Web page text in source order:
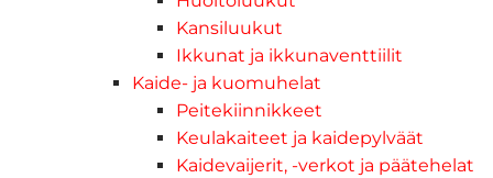
Kansiluukut
Ikkunat ja ikkunaventtiilit
Kaide- ja kuomuhelat
Peitekiinnikkeet
Keulakaiteet ja kaidepylväät
Kaidevaijerit, -verkot ja päätehelat